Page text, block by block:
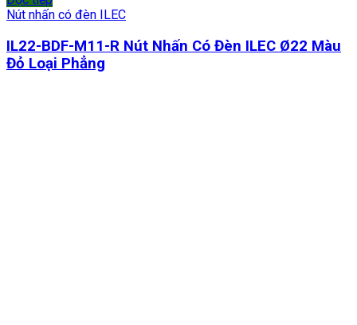
Nút nhấn có đèn ILEC
IL22-BDF-M11-R Nút Nhấn Có Đèn ILEC Ø22 Màu
Đỏ Loại Phẳng